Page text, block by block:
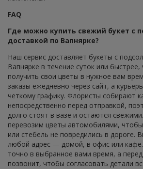
FAQ
Где можно купить свежий букет с
доставкой по Вапнярке?
Наш сервис доставляет букеты с
Вапнярке в течение суток или
получить свои цветы в нужное вам
заказы ежедневно через сайт, а
четкому графику. Флористы собирают
непосредственно перед отправкой,
долго стоят в вазе и остаются
перевозим цветы автомобилями,
или стебель не повредились в дороге.
любой адрес — домой, в офис или кафе.
точно в выбранное вами время, а
позвонит, чтобы согласовать детали